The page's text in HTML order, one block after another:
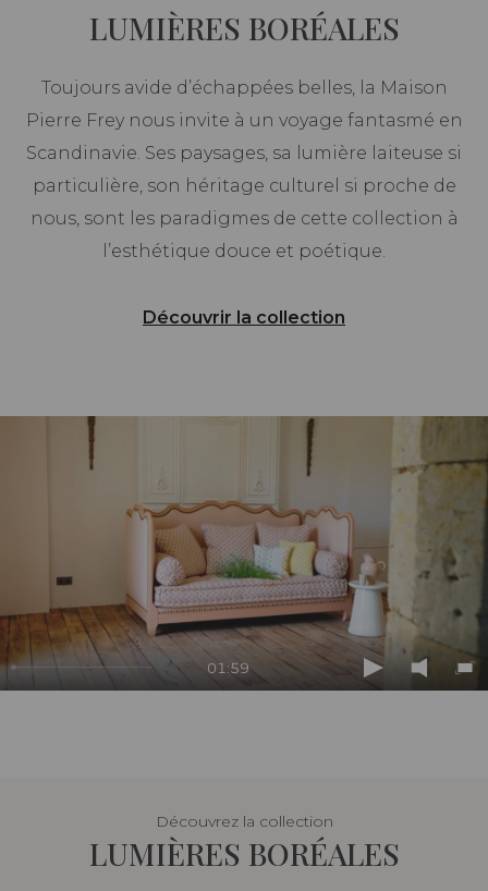
LUMIÈRES BORÉALES
Toujours avide d’échappées belles, la Maison
Pierre Frey nous invite à un voyage fantasmé en
Scandinavie. Ses paysages, sa lumière laiteuse si
particulière, son héritage culturel si proche de
nous, sont les paradigmes de cette collection à
l’esthétique douce et poétique.
Découvrir la collection
Play
01:59
Mute
Découvrez la collection
LUMIÈRES BORÉALES